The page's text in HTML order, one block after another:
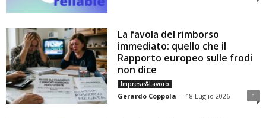
La favola del rimborso
immediato: quello che il
Rapporto europeo sulle frodi
non dice
Imprese&Lavoro
Gerardo Coppola - 18 Luglio 2026 1